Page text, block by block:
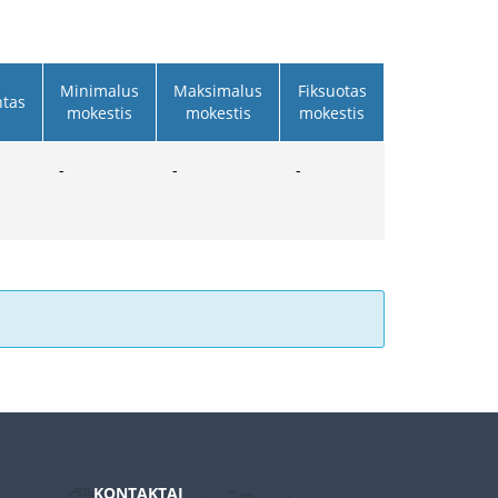
Minimalus
mokestis
Maksimalus
mokestis
Fiksuotas
mokestis
- - -
KONTAKTAI